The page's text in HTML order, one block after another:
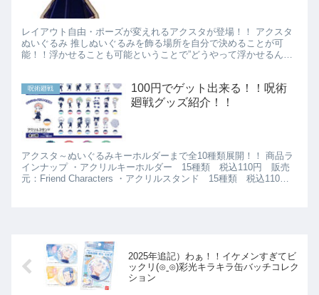
レイアウト自由・ポーズが変えれるアクスタが登場！！ アクスタ
ぬいぐるみ 推しぬいぐるみを飾る場所を自分で決めることが可
能！！浮かせることも可能ということで”どうやって浮かせるんだ
呪術廻戦
100円でゲット出来る！！呪術
廻戦グッズ紹介！！
アクスタ～ぬいぐるみキーホルダーまで全10種類展開！！ 商品ラ
インナップ ・アクリルキーホルダー 15種類 税込110円 販売
元：Friend Characters ・アクリルスタンド 15種類 税込110
2025年追記）わぁ！！イケメンすぎてビ
ックリ(⊙ˍ⊙)彩光キラキラ缶バッチコレク
ション